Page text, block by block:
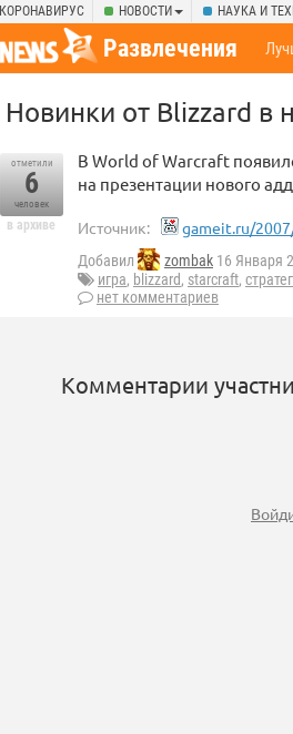
КОРОНАВИРУС НОВОСТИ НАУКА И
Развлечения
Новинки от Blizzard в
отметили
6
человек
в архиве
В World of Warcraft
на презентации нового
Источник: gameit.ru/
Добавил zombak 16 Января
игра, blizzard, starcraft,
нет комментариев
Комментарии